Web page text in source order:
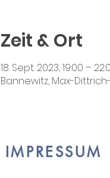
Zeit & Ort
18. Sept. 2023, 19:00 –
Bannewitz, Max-
IMPRESSUM